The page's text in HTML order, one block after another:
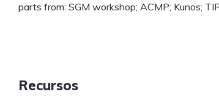
parts from: SGM workshop; ACMP; Kunos;
Recursos